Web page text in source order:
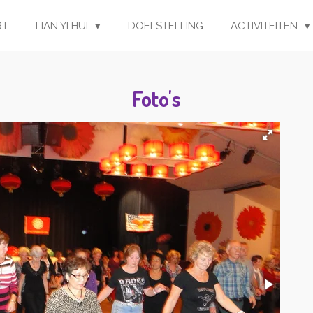
LIAN YI HUI DOELSTELLING ACTIVITEITEN
Foto's